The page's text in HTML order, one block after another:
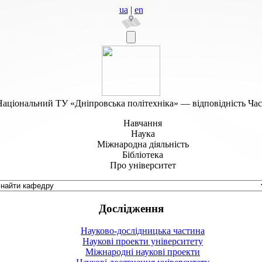
ua | en
ТУ «Дніпровська політехніка» — відповідність
Навчання
Наука
Міжнародна діяльність
Бібліотека
Про університет
Дослідження
Науково-дослідницька частина
Наукові проекти університету
Міжнародні наукові проекти